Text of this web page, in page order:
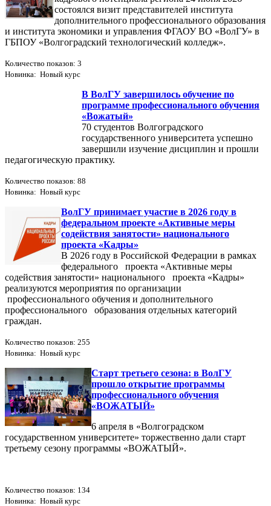
состоялся визит представителей института
дополнительного профессионального образования
и института экономики и управления ФГАОУ ВО «ВолГУ» в
ГБПОУ «Волгоградский технологический колледж».
Количество показов: 3
Новинка: Новый курс
В ВолГУ завершилось обучение по
программе профессионального обучения
«Вожатый»
70 студентов Волгоградского
государственного университета успешно
завершили изучение дисциплин и прошли
педагогическую практику.
Количество показов: 88
Новинка: Новый курс
ВолГУ принимает участие в 2026 году в
федеральном проекте «Активные меры
содействия занятости» национального
проекта «Кадры»
В 2026 году в Российской Федерации в рамках
федерального проекта «Активные меры
содействия занятости» национального проекта «Кадры»
реализуются мероприятия по организации
профессионального обучения и дополнительного
профессионального образования отдельных категорий
граждан.
Количество показов: 255
Новинка: Новый курс
Старт третьего сезона: в ВолГУ
прошло открытие программы
профессионального обучения
«ВОЖАТЫЙ»
6 апреля в «Волгоградском
государственном университете» торжественно дали старт
третьему сезону программы «ВОЖАТЫЙ».
Количество показов: 134
Новинка: Новый курс